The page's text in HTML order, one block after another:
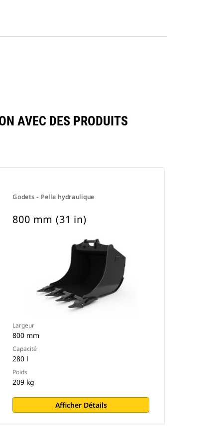
AVEC DES PRODUITS
Godets - Pelle hydraulique
800 mm (31 in)
Largeur
800 mm
Capacité
280 l
Poids
209 kg
Afficher Détails